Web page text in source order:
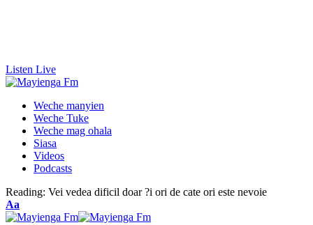
Listen Live
Weche manyien
Weche Tuke
Weche mag ohala
Siasa
Videos
Podcasts
Reading: Vei vedea dificil doar ?i ori de cate ori este nevoie
Font
Resizer
Aa